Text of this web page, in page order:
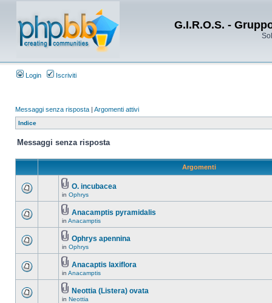
G.I.R.O.S. -
Login Iscriviti
Messaggi senza risposta | Argomenti attivi
Indice
Messaggi senza risposta
Argomenti
O. incubacea
in Ophrys
Anacamptis pyramidalis
in Anacamptis
Ophrys apennina
in Ophrys
Anacaptis laxiflora
in Anacamptis
Neottia (Listera) ovata
in Neottia